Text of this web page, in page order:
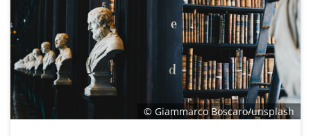
© Giammarco Boscaro/unsplash